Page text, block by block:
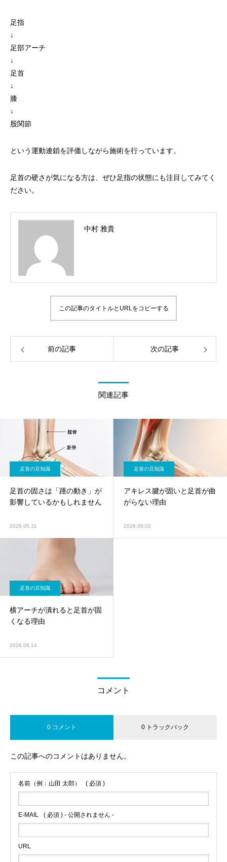
足指
↓
足部アーチ
↓
足首
↓
膝
↓
股関節
という運動連鎖を評価しながら施術を行っています。
足首の硬さが気になる方は、ぜひ足指の状態にも注目してみてく
ださい。
中村 雅貴
この記事のタイトルとURLをコピーする
前の記事 次の記事
関連記事
足首の豆知識
足首の固さは「踵の動き」が
影響しているかもしれません
2026.05.31
足首の豆知識
アキレス腱が固いと足首が曲
がらない理由
2026.06.02
足首の豆知識
横アーチが潰れると足首が固
くなる理由
2026.06.14
コメント
0 コメント 0 トラックバック
この記事へのコメントはありません。
名前（例：山田 太郎） ( 必須 )
E-MAIL ( 必須 ) - 公開されません -
URL